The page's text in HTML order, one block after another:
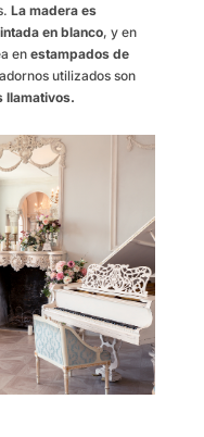
La madera es
en blanco, y en
en estampados de
utilizados son
llamativos.